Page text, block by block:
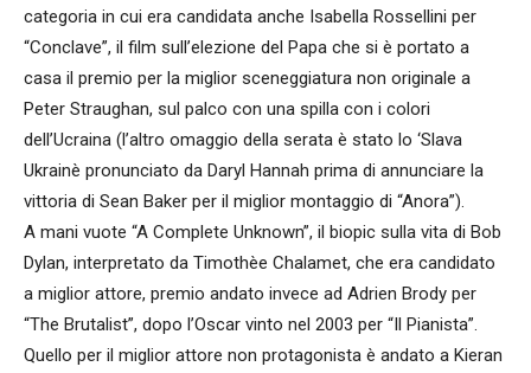
categoria in cui era candidata anche Isabella Rossellini per
“Conclave”, il film sull’elezione del Papa che si è portato a
casa il premio per la miglior sceneggiatura non originale a
Peter Straughan, sul palco con una spilla con i colori
dell’Ucraina (l’altro omaggio della serata è stato lo ‘Slava
Ukrainè pronunciato da Daryl Hannah prima di annunciare la
vittoria di Sean Baker per il miglior montaggio di “Anora”).
A mani vuote “A Complete Unknown”, il biopic sulla vita di Bob
Dylan, interpretato da Timothèe Chalamet, che era candidato
a miglior attore, premio andato invece ad Adrien Brody per
“The Brutalist”, dopo l’Oscar vinto nel 2003 per “Il Pianista”.
Quello per il miglior attore non protagonista è andato a Kieran